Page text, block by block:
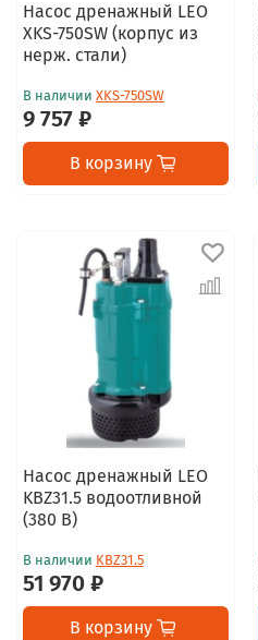
Насос дренажный LEO
XKS-750SW (корпус из
нерж. стали)
В наличии XKS-750SW
9 757 ₽
В корзину
Насос дренажный LEO
KBZ31.5 водоотливной
(380 В)
В наличии KBZ31.5
51 970 ₽
В корзину